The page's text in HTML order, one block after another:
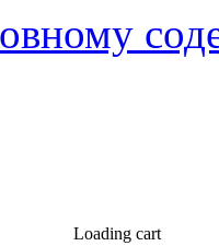
Loading cart